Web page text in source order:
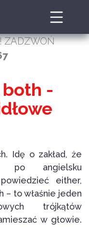
ZADZWOŃ
both -
Idę o zakład, że
po angielsku
either,
– to właśnie jeden
trójkątów
w głowie.